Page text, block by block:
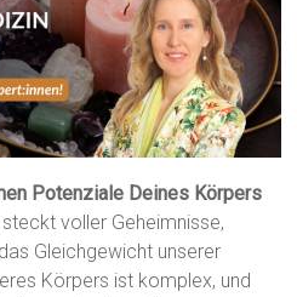
Potenziale Deines Körpers
voller Geheimnisse,
Gleichgewicht unserer
Körpers ist komplex, und